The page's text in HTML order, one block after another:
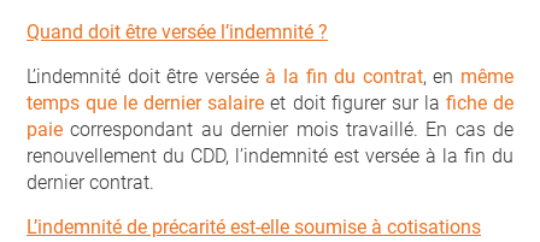
Quand doit être versée l’indemnité ?
L’indemnité doit être versée à la fin du contrat, en même
temps que le dernier salaire et doit figurer sur la fiche de
paie correspondant au dernier mois travaillé. En cas de
renouvellement du CDD, l’indemnité est versée à la fin du
dernier contrat.
L’indemnité de précarité est-elle soumise à cotisations